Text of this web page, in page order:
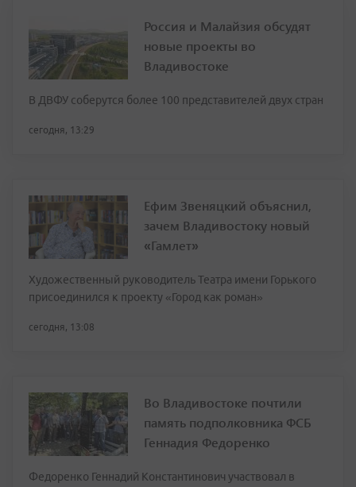
Россия и Малайзия обсудят
новые проекты во
Владивостоке
В ДВФУ соберутся более 100 представителей двух стран
сегодня, 13:29
Ефим Звеняцкий объяснил,
зачем Владивостоку новый
«Гамлет»
Художественный руководитель Театра имени Горького
присоединился к проекту «Город как роман»
сегодня, 13:08
Во Владивостоке почтили
память подполковника ФСБ
Геннадия Федоренко
Федоренко Геннадий Константинович участвовал в